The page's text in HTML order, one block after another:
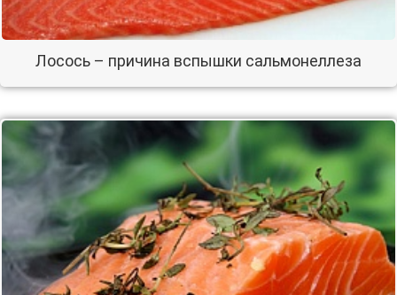
Лосось – причина вспышки сальмонеллеза